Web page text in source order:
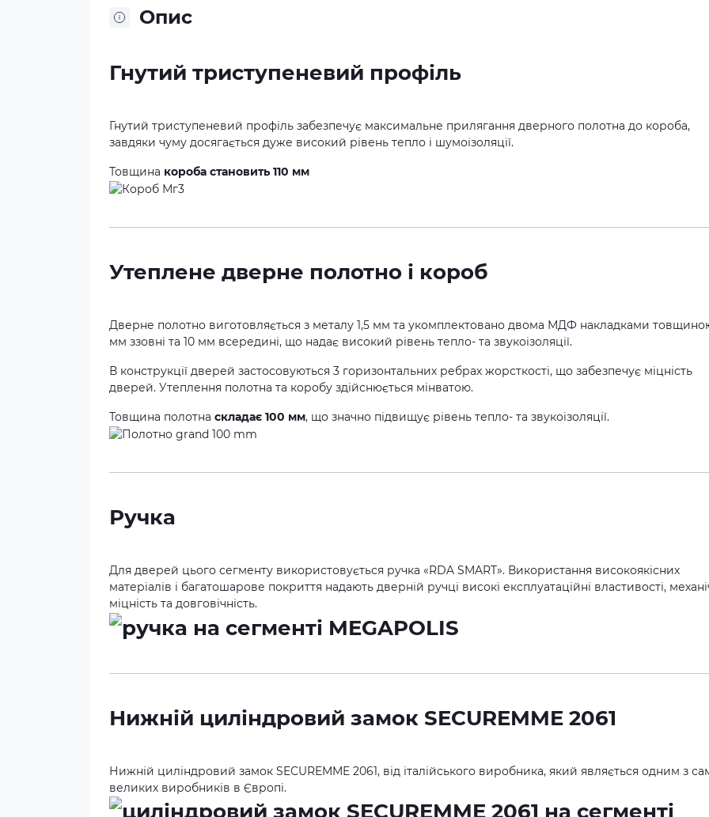
Опис
Гнутий триступеневий профіль
Гнутий триступеневий профіль забезпечує максимальне прилягання дверного полотна до короба,
завдяки чуму досягається дуже високий рівень тепло і шумоізоляції.
Товщина короба становить 110 мм
Утеплене дверне полотно і короб
Дверне полотно виготовляється з металу 1,5 мм та укомплектовано двома МДФ накладками
мм ззовні та 10 мм всередині, що надає високий рівень тепло- та звукоізоляції.
В конструкції дверей застосовуються 3 горизонтальних ребрах жорсткості, що забезпечує міцність
дверей. Утеплення полотна та коробу здійснюється мінватою.
Товщина полотна складає 100 мм, що значно підвищує рівень тепло- та звукоізоляції.
Ручка
Для дверей цього сегменту використовується ручка «RDA SMART». Використання високоякісних
матеріалів і багатошарове покриття надають дверній ручці високі експлуатаційні властивості,
міцність та довговічність.
Нижній циліндровий замок SECUREMME 2061
Нижній циліндровий замок SECUREMME 2061, від італійського виробника, який являється одним з
великих виробників в Європі.